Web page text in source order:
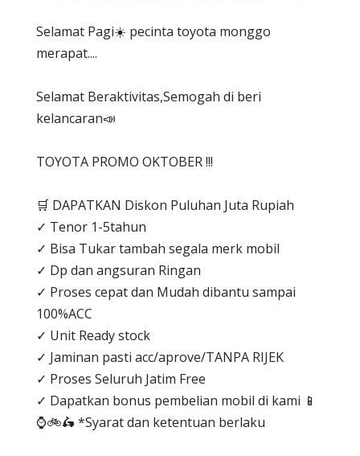
Selamat Pagi☀️ pecinta toyota monggo
merapat....
Selamat Beraktivitas,Semogah di beri
kelancaran📣
TOYOTA PROMO OKTOBER !!!
🛒 DAPATKAN Diskon Puluhan Juta Rupiah
✓ Tenor 1-5tahun
✓ Bisa Tukar tambah segala merk mobil
✓ Dp dan angsuran Ringan
✓ Proses cepat dan Mudah dibantu sampai
100%ACC
✓ Unit Ready stock
✓ Jaminan pasti acc/aprove/TANPA RIJEK
✓ Proses Seluruh Jatim Free
✓ Dapatkan bonus pembelian mobil di kami 📱
⌚🚲🛵 *Syarat dan ketentuan berlaku